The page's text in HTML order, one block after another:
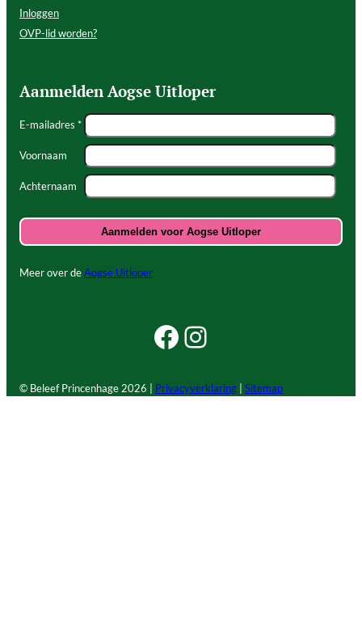
Inloggen
OVP-lid worden?
Aanmelden Aogse Uitloper
E-mailadres *
Voornaam
Achternaam
Meer over deAogse Uitloper
Facebook Beleef Princenhage
Instagram Beleef Princenhage
© Beleef Princenhage2026 | Privacyverklaring Sitemap